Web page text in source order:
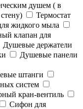
душем ( в
Термостат
жидкого мыла
клапан для
Душевые держатели
Душевые панели
штанги
систем
кран-вентиль
Сифон для